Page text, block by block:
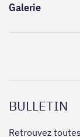
Galerie
BULLETIN
Retrouvez